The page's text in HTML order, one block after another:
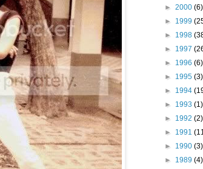
► 2000 (6)
► 1999
► 1998
► 1997
► 1996 (6)
► 1995 (3)
► 1994
► 1993 (1)
► 1992 (2)
► 1991
► 1990 (3)
► 1989 (4)